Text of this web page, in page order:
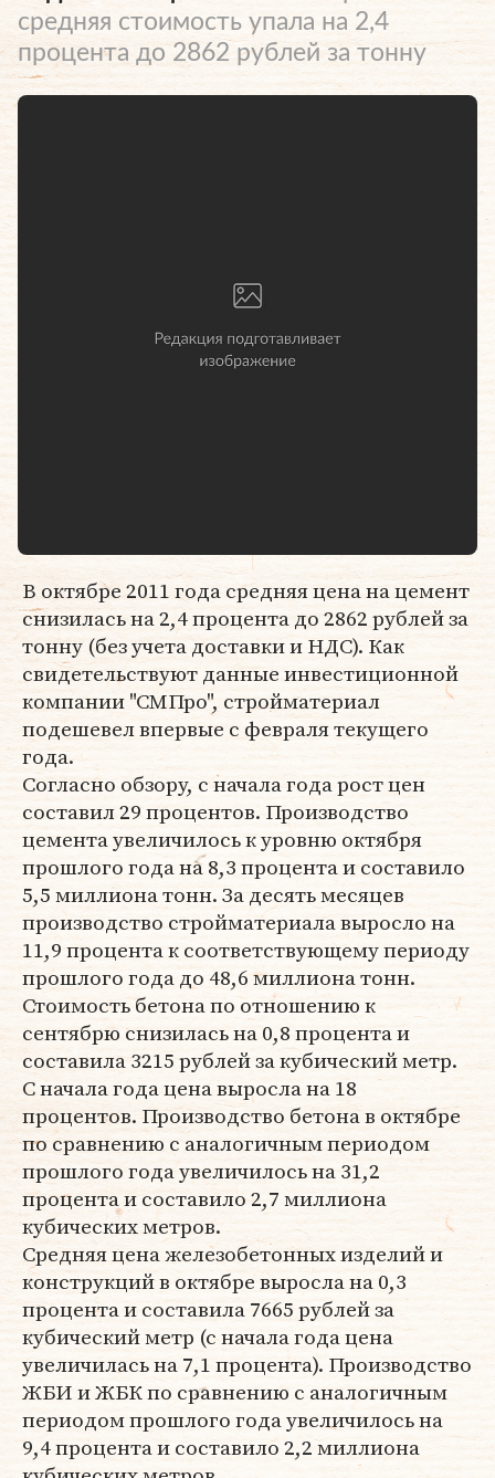
средняя стоимость упала на 2,4
процента до 2862 рублей за тонну
В октябре 2011 года средняя цена на цемент
снизилась на 2,4 процента до 2862 рублей за
тонну (без учета доставки и НДС). Как
свидетельствуют данные инвестиционной
компании "СМПро", стройматериал
подешевел впервые с февраля текущего
года.
Согласно обзору, с начала года рост цен
составил 29 процентов. Производство
цемента увеличилось к уровню октября
прошлого года на 8,3 процента и составило
5,5 миллиона тонн. За десять месяцев
производство стройматериала выросло на
11,9 процента к соответствующему периоду
прошлого года до 48,6 миллиона тонн.
Стоимость бетона по отношению к
сентябрю снизилась на 0,8 процента и
составила 3215 рублей за кубический метр.
С начала года цена выросла на 18
процентов. Производство бетона в октябре
по сравнению с аналогичным периодом
прошлого года увеличилось на 31,2
процента и составило 2,7 миллиона
кубических метров.
Средняя цена железобетонных изделий и
конструкций в октябре выросла на 0,3
процента и составила 7665 рублей за
кубический метр (с начала года цена
увеличилась на 7,1 процента). Производство
ЖБИ и ЖБК по сравнению с аналогичным
периодом прошлого года увеличилось на
9,4 процента и составило 2,2 миллиона